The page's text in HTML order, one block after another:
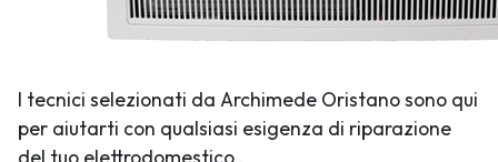
I tecnici selezionati da Archimede Oristano sono qui
per aiutarti con qualsiasi esigenza di riparazione
del tuo elettrodomestico .